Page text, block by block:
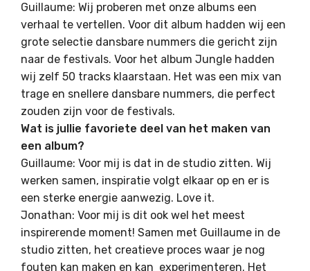
Guillaume: Wij proberen met onze albums een
verhaal te vertellen. Voor dit album hadden wij een
grote selectie dansbare nummers die gericht zijn
naar de festivals. Voor het album Jungle hadden
wij zelf 50 tracks klaarstaan. Het was een mix van
trage en snellere dansbare nummers, die perfect
zouden zijn voor de festivals.
Wat is jullie favoriete deel van het maken van
een album?
Guillaume: Voor mij is dat in de studio zitten. Wij
werken samen, inspiratie volgt elkaar op en er is
een sterke energie aanwezig. Love it.
Jonathan: Voor mij is dit ook wel het meest
inspirerende moment! Samen met Guillaume in de
studio zitten, het creatieve proces waar je nog
fouten kan maken en kan experimenteren. Het